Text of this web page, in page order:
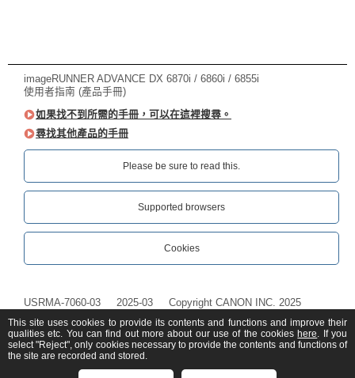
imageRUNNER ADVANCE DX 6870i / 6860i / 6855i
使用者指南 (產品手冊)
如果找不到所需的手冊，可以在這裡搜尋。
尋找其他產品的手冊
Please be sure to read this.‎
Supported browsers
Cookies
USRMA-7060-03 2025-03 Copyright CANON INC. 2025
This site uses cookies to provide its contents and functions and improve their
qualities etc. You can find out more about our use of the cookies here. If you
select "Reject", only cookies necessary to provide the contents and functions of
the site are recorded and stored.